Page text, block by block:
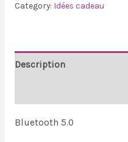
Category: Idées cadeau
Description
Bluetooth 5.0